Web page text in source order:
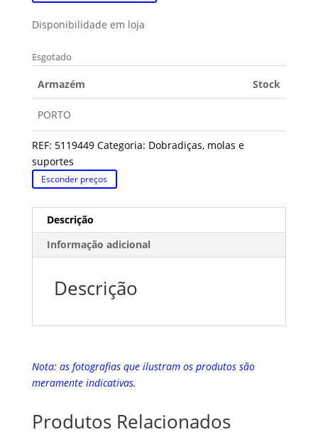
Disponibilidade em loja
Esgotado
Armazém Stock
PORTO
REF: 5119449 Categoria: Dobradiças, molas e
suportes
Esconder preços
Descrição
Informação adicional
Descrição
Nota: as fotografias que ilustram os produtos são
meramente indicativas.
Produtos Relacionados